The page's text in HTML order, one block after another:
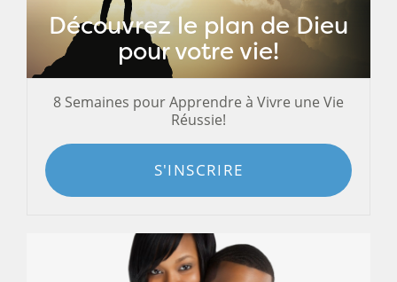
Découvrez le plan de Dieu
pour votre vie!
8 Semaines pour Apprendre à Vivre une Vie
Réussie!
S'INSCRIRE